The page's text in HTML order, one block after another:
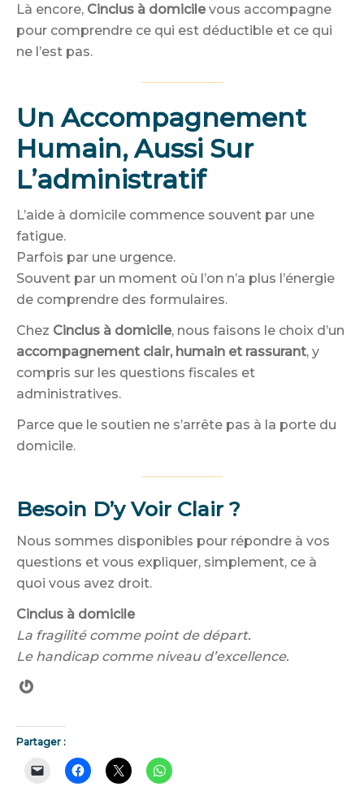
Là encore, Cinclus à domicilevous accompagne
pour comprendre ce qui est déductible et ce qui
ne l’est pas.
Un Accompagnement
Humain, Aussi Sur
L’administratif
L’aide à domicile commence souvent par une
fatigue.
Parfois par une urgence.
Souvent par un moment où l’on n’a plus l’énergie
de comprendre des formulaires.
Chez Cinclus à domicile, nous faisons le choix d’un
accompagnement clair, humain et rassurant, y
compris sur les questions fiscales et
administratives.
Parce que le soutien ne s’arrête pas à la porte du
domicile.
Besoin D’y Voir Clair ?
Nous sommes disponibles pour répondre à vos
questions et vous expliquer, simplement, ce à
quoi vous avez droit.
Cinclus à domicile
La fragilité comme point de départ.
Le handicap comme niveau d’excellence.
Partager :